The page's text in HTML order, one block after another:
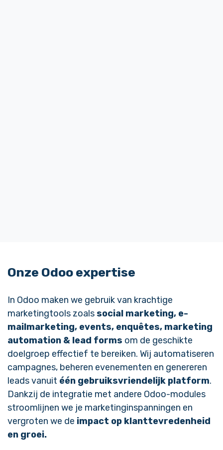
Onze Odoo expertise
In Odoo maken we gebruik van krachtige
marketingtools zoalssocial marketing, e-
mailmarketing, events, enquêtes, marketing
automation & lead forms om de geschikte
doelgroep effectief te bereiken. Wij automatiseren
campagnes, beheren evenementen en genereren
leads vanuit één gebruiksvriendelijk platform.
Dankzij de integratie met andere Odoo-modules
stroomlijnen we je marketinginspanningen en
vergroten we de impact op klanttevredenheid
en groei.